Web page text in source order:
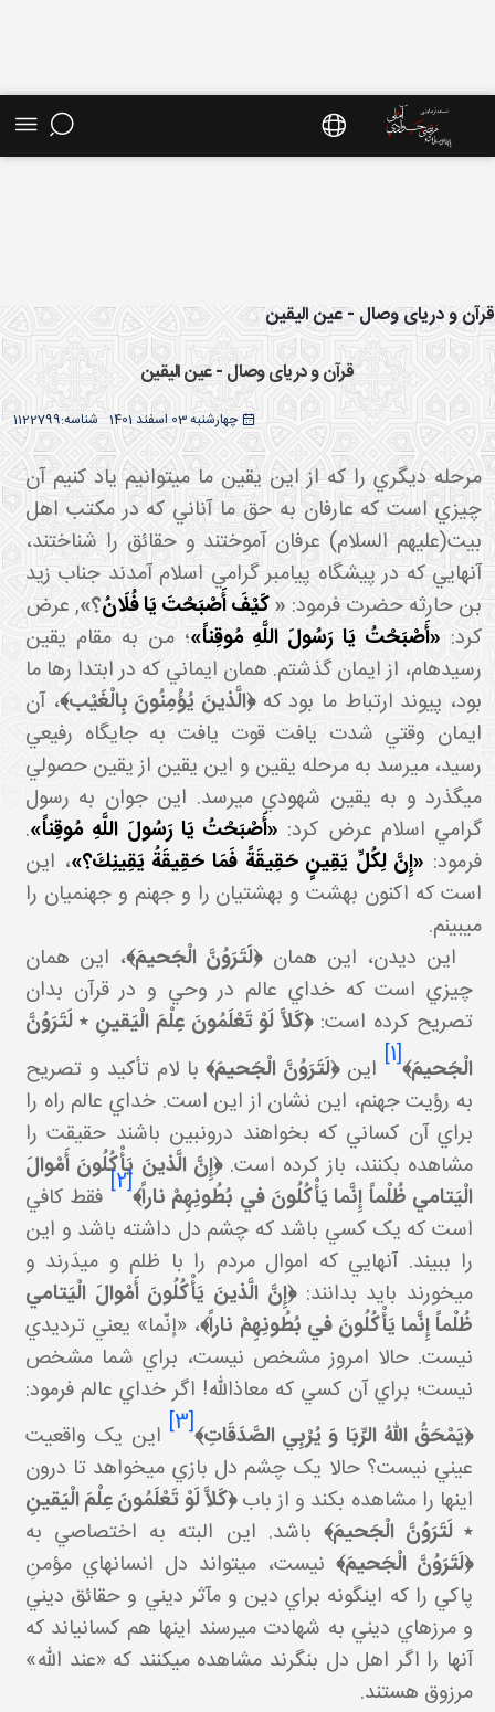
موضوعی - سایت استاد مرتضی جوادی آملی
و دریای وصال - عین الیقین
قرآن و دریای وصال - عین الیقین
چهارشنبه 03 اسفند 1401 1122799شناسه:
مرحله ديگري را که از اين يقين ما مي توانيم ياد کنيم آن
چيزي است که عارفان به حق ما آناني که در مکتب اهل
بيت(عليهم السلام) عرفان آموختند و حقائق را شناختند،
آنهايي که در پيشگاه پيامبر گرامي اسلام آمدند جناب زيد
بن حارثه حضرت فرمود:« كَيْفَ أَصْبَحْتَ يَا فُلَانُ؟‏»,عرض
کرد:«أَصْبَحْتُ يَا رَسُولَ اللَّهِ مُوقِناً»؛ من به مقام يقين
رسيده ام، از ايمان گذشتم. همان ايماني که در ابتدا رها ما
بود، پيوند ارتباط ما بود که﴿الَّذينَ يُؤْمِنُونَ بِالْغَيْب‏﴾، آن
ايمان وقتي شدت يافت قوت يافت به جايگاه رفيعي
رسيد، مي رسد به مرحله يقين و اين يقين از يقين حصولي
مي گذرد و به يقين شهودي مي رسد. اين جوان به رسول
گرامي اسلام عرض کرد:«أَصْبَحْتُ يَا رَسُولَ اللَّهِ مُوقِناً».
فرمود:«إِنَّ لِكُلِّ يَقِينٍ حَقِيقَةً فَمَا حَقِيقَةُ يَقِينِكَ؟»، اين
است که اکنون بهشت و بهشتيان را و جهنم و جهنميان را
مي بينم.
اين ديدن، اين همان﴿لَتَرَوُنَّ الْجَحيمَ﴾، اين همان
چيزي است که خداي عالم در وحي و در قرآن بدان
تصريح کرده است:﴿كَلاَّ لَوْ تَعْلَمُونَ عِلْمَ الْيَقينِ ٭ لَتَرَوُنَّ
الْجَحيمَ﴾[1] اين﴿لَتَرَوُنَّ الْجَحيمَ﴾با لام تأکيد و تصريح
به رؤيت جهنم، اين نشان از اين است. خداي عالم راه را
براي آن کساني که بخواهند درون بين باشند حقيقت را
مشاهده بکنند، باز کرده است.﴿إِنَّ الَّذينَ يَأْكُلُونَ أَمْوالَ
الْيَتامي‏ ظُلْماً إِنَّما يَأْكُلُونَ في‏ بُطُونِهِمْ ناراً﴾[2] فقط کافي
است که يک کسي باشد که چشم دل داشته باشد و اين
را ببيند. آنهايي که اموال مردم را با ظلم و مي دَرند و
مي خورند بايد بدانند:﴿إِنَّ الَّذينَ يَأْكُلُونَ أَمْوالَ الْيَتامي‏
ظُلْماً إِنَّما يَأْكُلُونَ في‏ بُطُونِهِمْ ناراً﴾، «إنّما» يعني ترديدي
نيست. حالا امروز مشخص نيست، براي شما مشخص
نيست؛ براي آن کسي که معاذالله! اگر خداي عالم فرمود:
﴿يَمْحَقُ اللّهُ الرِّبَا وَ يُرْبِي الصَّدَقَاتِ﴾[3]
اين يک واقعيت
عيني نيست؟ حالا يک چشم دل بازي مي خواهد تا درون
اينها را مشاهده بکند و از باب﴿كَلاَّ لَوْ تَعْلَمُونَ عِلْمَ الْيَقينِ
٭ لَتَرَوُنَّ الْجَحيمَ﴾باشد. اين البته به اختصاصي به
﴿لَتَرَوُنَّ الْجَحيمَ﴾نيست، مي تواند دل انسان هاي مؤمنِ
پاکي را که اين گونه براي دين و مآثر ديني و حقائق ديني
و مرزهاي ديني به شهادت مي رسند اينها هم کساني اند که
آنها را اگر اهل دل بنگرند مشاهده مي کنند که «عند الله»
مرزوق هستند.